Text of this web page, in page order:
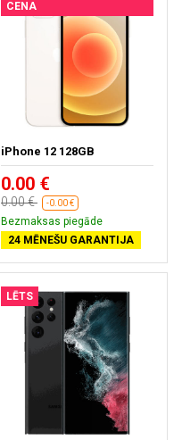
CENA
iPhone 12 128GB
0.00 €
0.00 € -0.00 €
Bezmaksas piegāde
24 MĒNEŠU GARANTIJA
LĒTS